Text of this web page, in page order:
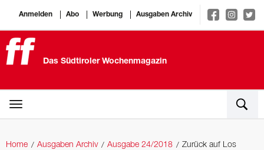
Anmelden Abo Werbung Ausgaben Archiv
Das Südtiroler Wochenmagazin
Home Ausgaben Archiv Ausgabe 24/2018 Zurück auf Los